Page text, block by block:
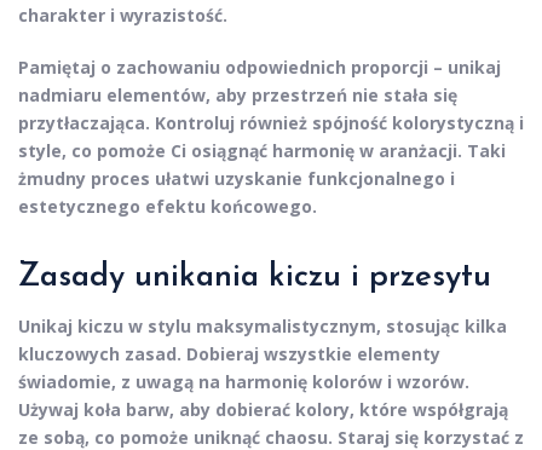
charakter i wyrazistość.
Pamiętaj o zachowaniu odpowiednich proporcji – unikaj
nadmiaru elementów, aby przestrzeń nie stała się
przytłaczająca. Kontroluj również spójność kolorystyczną i
style, co pomoże Ci osiągnąć harmonię w aranżacji. Taki
żmudny proces ułatwi uzyskanie funkcjonalnego i
estetycznego efektu końcowego.
Zasady unikania kiczu i przesytu
Unikaj kiczu w stylu maksymalistycznym, stosując kilka
kluczowych zasad. Dobieraj wszystkie elementy
świadomie, z uwagą na harmonię kolorów i wzorów.
Używaj koła barw, aby dobierać kolory, które współgrają
ze sobą, co pomoże uniknąć chaosu. Staraj się korzystać z